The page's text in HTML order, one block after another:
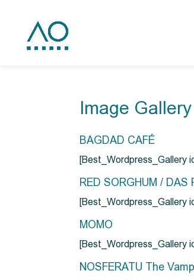
Image Gallery
BAGDAD CAFÉ
[Best_Wordpress_Gallery
RED SORGHUM / DAS
[Best_Wordpress_Gallery
MOMO
[Best_Wordpress_Gallery
NOSFERATU The